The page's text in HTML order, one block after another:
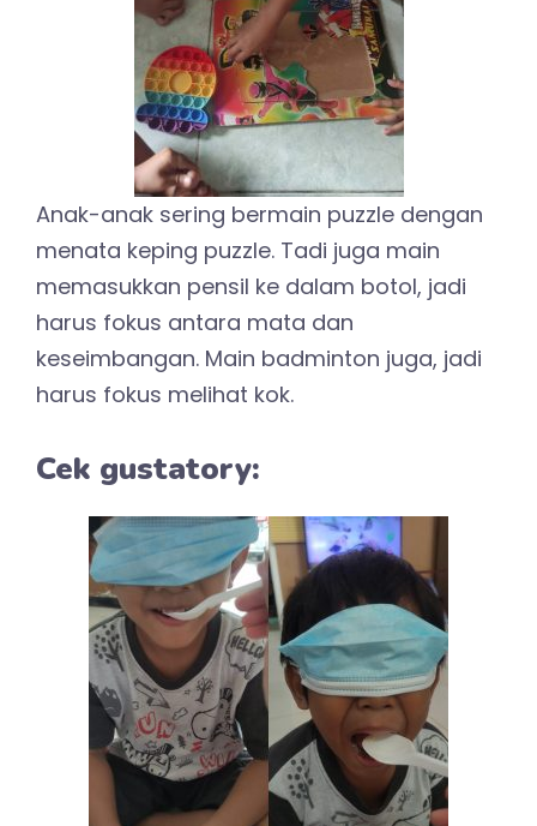
Anak-anak sering bermain puzzle dengan
menata keping puzzle. Tadi juga main
memasukkan pensil ke dalam botol, jadi
harus fokus antara mata dan
keseimbangan. Main badminton juga, jadi
harus fokus melihat kok.
Cek gustatory: